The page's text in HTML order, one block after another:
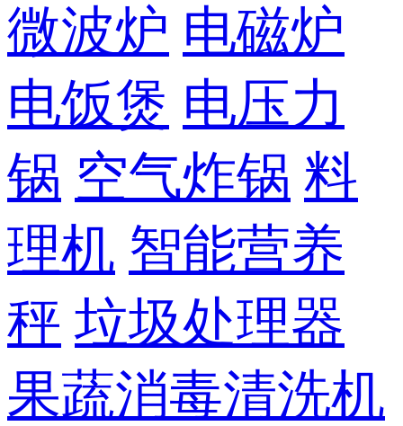
微波炉 电磁炉
电饭煲 电压力
锅 空气炸锅 料
理机 智能营养
秤 垃圾处理器
果蔬消毒清洗机